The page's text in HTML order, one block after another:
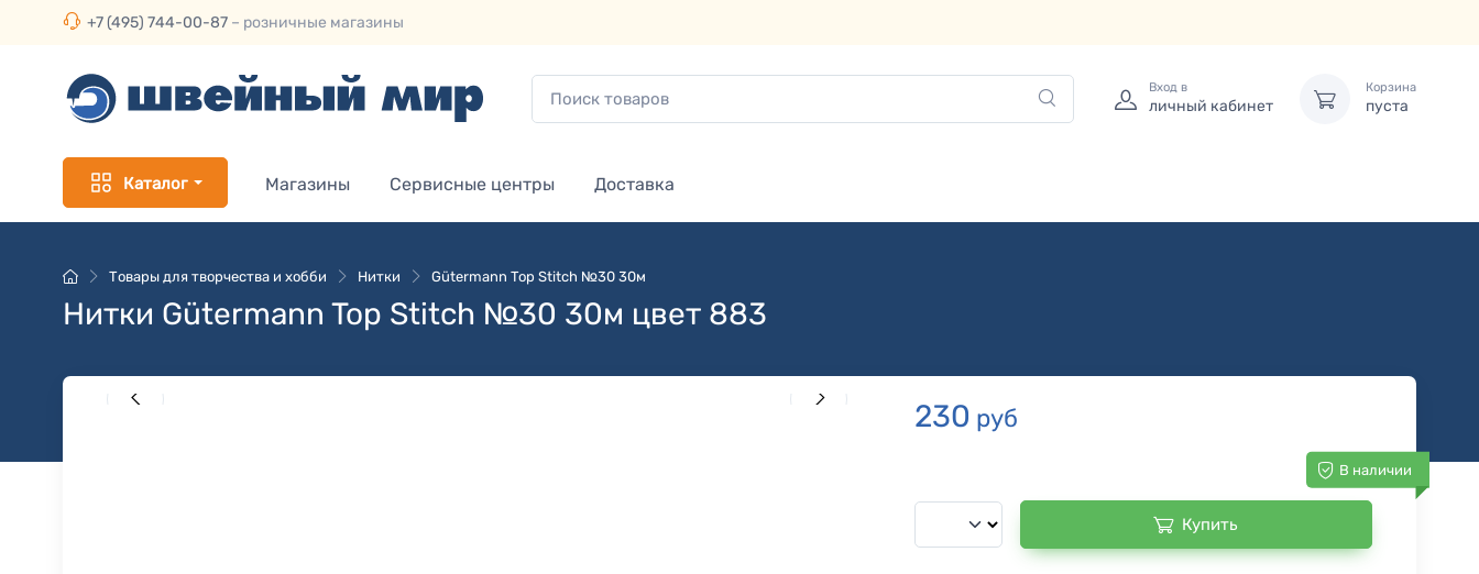
+7 (495) 744-00-87 – розничные магазины
Вход в
личный кабинет
Корзина
пуста
Каталог Магазины Сервисные центры Доставка
Товары для творчества и хобби Нитки Gütermann Top Stitch №30 30м
Нитки Gütermann Top Stitch №30 30м цвет 883
230 руб
В наличии
Купить